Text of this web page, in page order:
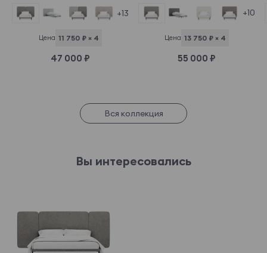
+13
Цена 11 750 ₽ × 4
47 000 ₽
+10
Цена 13 750 ₽ × 4
55 000 ₽
Вся коллекция
Вы интересовались